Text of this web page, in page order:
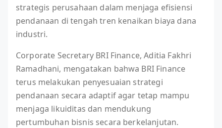
strategis perusahaan dalam menjaga efisiensi
pendanaan di tengah tren kenaikan biaya dana
industri.
Corporate Secretary BRI Finance, Aditia Fakhri
Ramadhani, mengatakan bahwa BRI Finance
terus melakukan penyesuaian strategi
pendanaan secara adaptif agar tetap mampu
menjaga likuiditas dan mendukung
pertumbuhan bisnis secara berkelanjutan.